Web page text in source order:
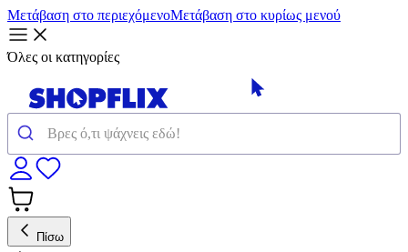
Μετάβαση στο περιεχόμενοΜετάβαση στο κυρίως μενού
Όλες οι κατηγορίες
Πίσω